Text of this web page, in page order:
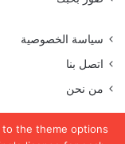
to the theme options
سياسة الخصوصية
اتصل بنا
من نحن